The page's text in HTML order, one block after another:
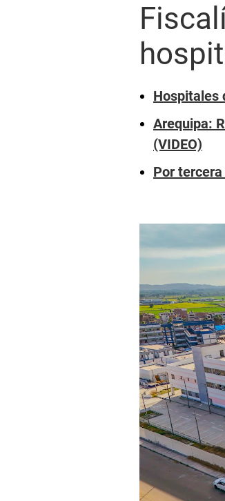
Hospitales
Arequipa:
(VIDEO)
Por